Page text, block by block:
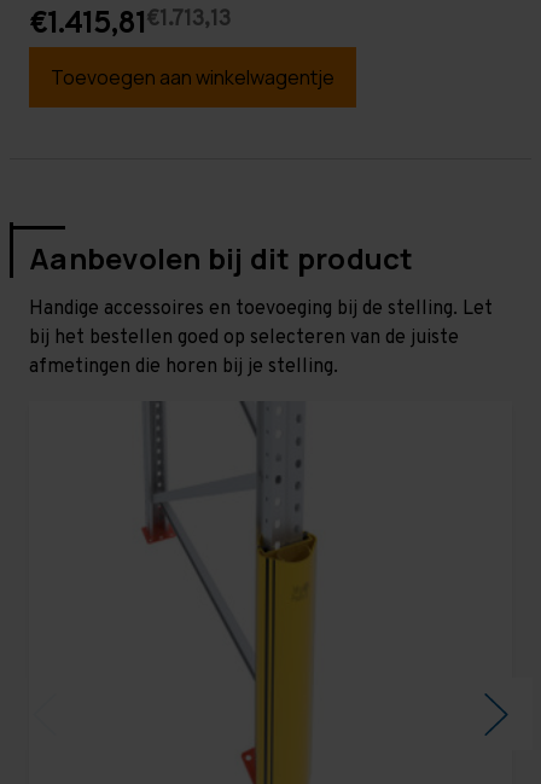
€1.415,81€1.713,13
Toevoegen aan winkelwagentje
Aanbevolen bij dit product
Handige accessoires en toevoeging bij de stelling. Let
bij het bestellen goed op selecteren van de juiste
afmetingen die horen bij je stelling.